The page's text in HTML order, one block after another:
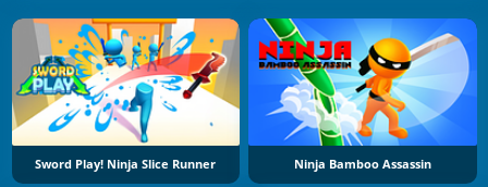
Sword Play! Ninja Slice Runner Ninja Bamboo Assassin